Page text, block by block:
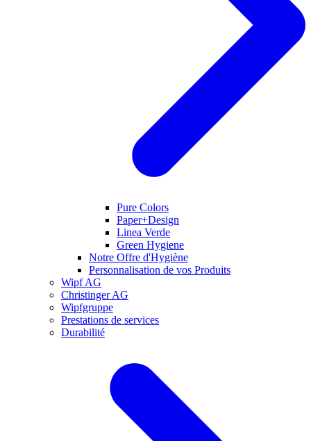
Pure Colors
Paper+Design
Linea Verde
Green Hygiene
Notre Offre d'Hygiène
Personnalisation de vos Produits
Wipf AG
Christinger AG
Wipfgruppe
Prestations de services
Durabilité